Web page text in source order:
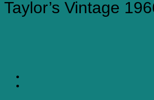
Taylor’s Vintage